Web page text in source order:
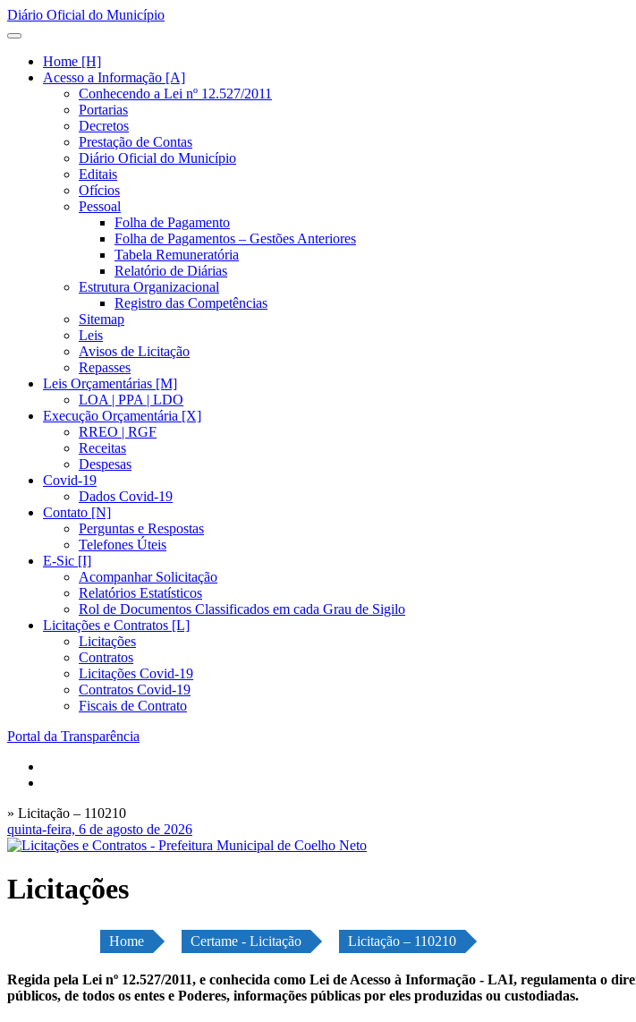
Diário Oficial do Município
Home [H]
Acesso a Informação [A]
Conhecendo a Lei nº 12.527/2011
Portarias
Decretos
Prestação de Contas
Diário Oficial do Município
Editais
Ofícios
Pessoal
Folha de Pagamento
Folha de Pagamentos – Gestões Anteriores
Tabela Remuneratória
Relatório de Diárias
Estrutura Organizacional
Registro das Competências
Sitemap
Leis
Avisos de Licitação
Repasses
Leis Orçamentárias [M]
LOA | PPA | LDO
Execução Orçamentária [X]
RREO | RGF
Receitas
Despesas
Covid-19
Dados Covid-19
Contato [N]
Perguntas e Respostas
Telefones Úteis
E-Sic [I]
Acompanhar Solicitação
Relatórios Estatísticos
Rol de Documentos Classificados em cada Grau de Sigilo
Licitações e Contratos [L]
Licitações
Contratos
Licitações Covid-19
Contratos Covid-19
Fiscais de Contrato
Portal da Transparência
» Licitação – 110210
quinta-feira, 6 de agosto de 2026
Licitações
Home Certame - Licitação Licitação – 110210
Regida pela Lei nº 12.527/2011, e conhecida como Lei de Acesso à Informação - LAI, regulamenta o
públicos, de todos os entes e Poderes, informações públicas por eles produzidas ou custodiadas.